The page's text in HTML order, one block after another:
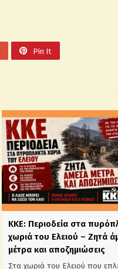
Pin It
ΚΚΕ: Περιοδεία στα
χωριά του Ελειού – Ζητά
μέτρα και αποζημιώσεις
Στα χωριά του Ελειού που